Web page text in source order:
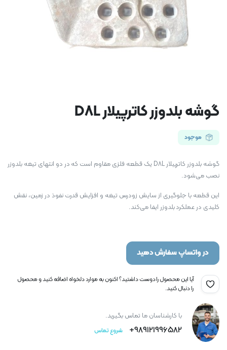
گوشه بلدوزر کاترپیلار D8L
موجود
گوشه بلدوزر کاترپیلار D8L یک قطعه فلزی مقاوم است که در دو انتهای تیغه بلدوزر
نصب می‌شود.
این قطعه با جلوگیری از سایش زودرس تیغه و افزایش قدرت نفوذ در زمین، نقش
کلیدی در عملکرد بلدوزر ایفا می‌کند.
در واتساپ سفارش دهید
آیا این محصول را دوست داشتید؟ اکنون به موارد دلخواه اضافه کنید و محصول
را دنبال کنید.
با کارشناسان ما تماس بگیرید.
989121996582+ شروع تماس